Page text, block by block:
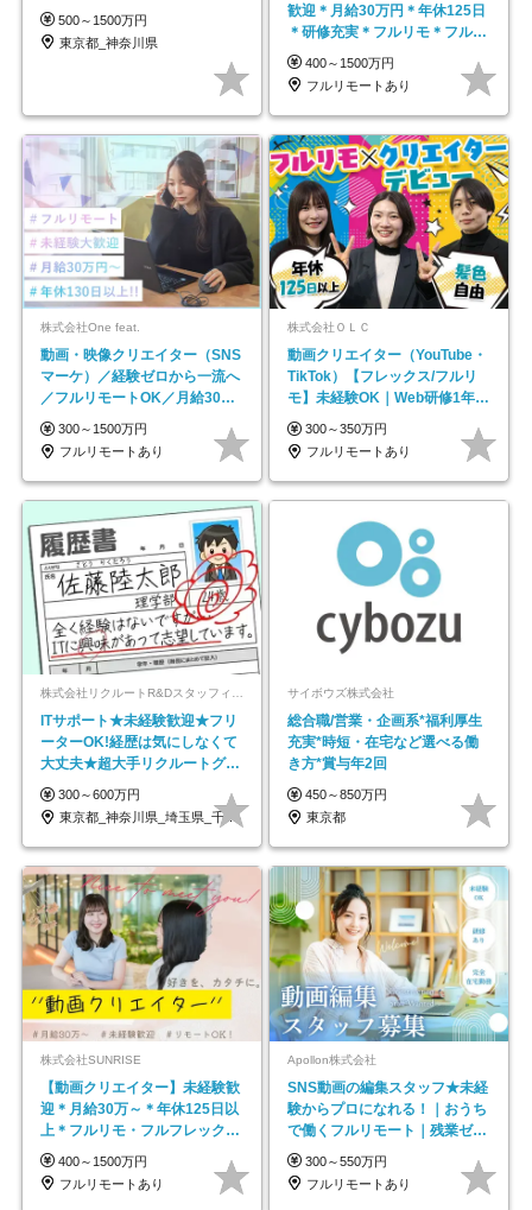
500～1500万円
東京都_神奈川県
歓迎＊月給30万円＊年休125日
＊研修充実＊フルリモ＊フルフ
レックス＊
400～1500万円
フルリモートあり
株式会社One feat.
動画・映像クリエイター（SNS
マーケ）／経験ゼロから一流へ
／フルリモートOK／月給30万
円～／年休130日以上
300～1500万円
フルリモートあり
株式会社ＯＬＣ
動画クリエイター（YouTube・
TikTok）【フレックス/フルリ
モ】未経験OK｜Web研修1年間
｜副業OK
300～350万円
フルリモートあり
株式会社リクルートR&Dスタッフィング【リクルートグループ】
ITサポート★未経験歓迎★フリ
ーターOK!経歴は気にしなくて
大丈夫★超大手リクルートグル
ープの正社員/sg
300～600万円
東京都_神奈川県_埼玉県_千葉県_大阪府…
サイボウズ株式会社
総合職/営業・企画系*福利厚生
充実*時短・在宅など選べる働
き方*賞与年2回
450～850万円
東京都
株式会社SUNRISE
【動画クリエイター】未経験歓
迎＊月給30万～＊年休125日以
上＊フルリモ・フルフレックス
◆10名の採用が決定◆
400～1500万円
フルリモートあり
Apollon株式会社
SNS動画の編集スタッフ★未経
験からプロになれる！｜おうち
で働くフルリモート｜残業ゼロ
で18時退勤◎
300～550万円
フルリモートあり